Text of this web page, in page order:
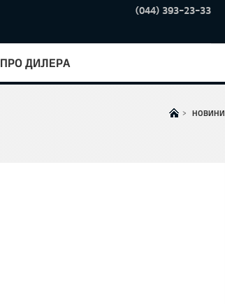
ПРО ДИЛЕРА
(044) 393-23-33
> НОВИНИ